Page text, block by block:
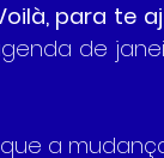
para te
de
a